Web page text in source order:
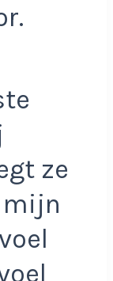
ze
mijn